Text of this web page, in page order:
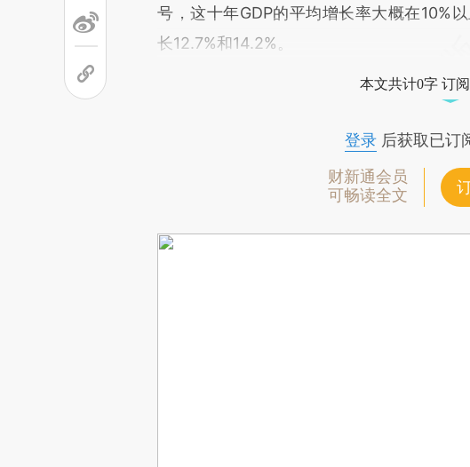
号，这十年GDP的平均增长率大概在10%
长12.7%和14.2%。
本文共计0字 订
登录后获取已订
财新通会员
可畅读全文